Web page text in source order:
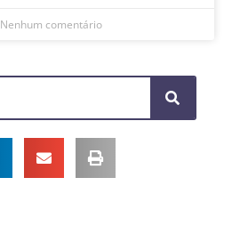
Nenhum comentário